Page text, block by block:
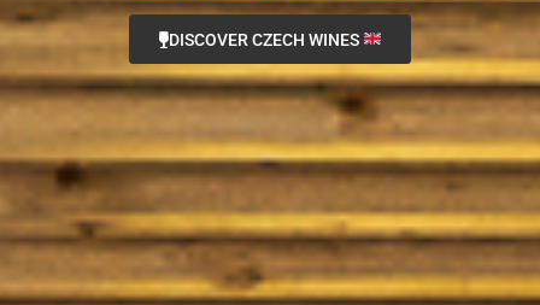
DISCOVER CZECH WINES